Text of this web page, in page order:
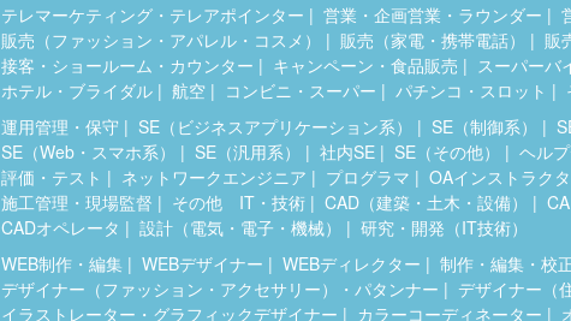
テレマーケティング・テレアポインター 営業・企画営業・ラウンダー
販売（ファッション・アパレル・コスメ）
販売（家電・携帯電話）
販
接客・ショールーム・カウンター
キャンペーン・食品販売
スーパーバ
ホテル・ブライダル
航空 コンビニ・スーパー パチンコ・スロット
運用管理・保守 SE（ビジネスアプリケーション系） SE（制御系）
SE（Web・スマホ系）
SE（汎用系） 社内SE SE（その他）
ヘル
評価・テスト
ネットワークエンジニア プログラマ
OAインストラク
施工管理・現場監督
その他 IT・技術 CAD（建築・土木・設備）
CADオペレータ
設計（電気・電子・機械） 研究・開発（IT技術）
WEB制作・編集 WEBデザイナー WEBディレクター
制作・編集・校
デザイナー（ファッション・アクセサリー）・パタンナー
デザイナー（
イラストレーター・グラフィックデザイナー
カラーコーディネーター